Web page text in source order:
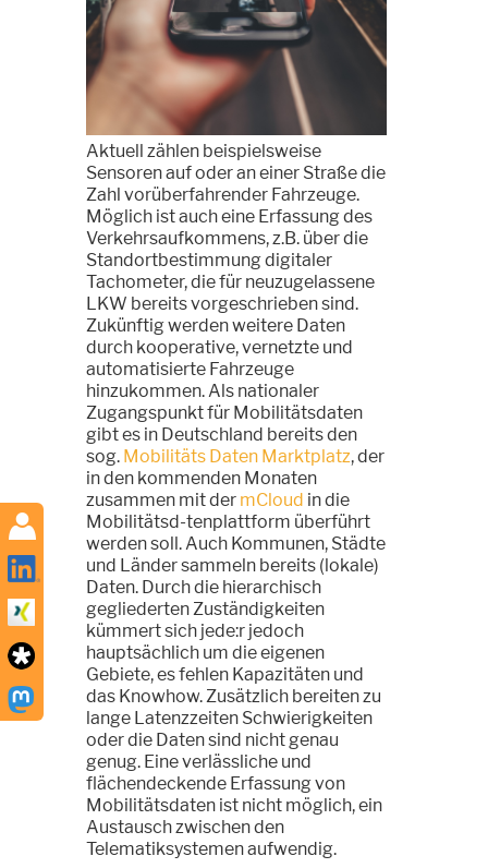
Aktuell zählen beispielsweise
Sensoren auf oder an einer Straße die
Zahl vorüberfahrender Fahrzeuge.
Möglich ist auch eine Erfassung des
Verkehrsaufkommens, z.B. über die
Standortbestimmung digitaler
Tachometer, die für neuzugelassene
LKW bereits vorgeschrieben sind.
Zukünftig werden weitere Daten
durch kooperative, vernetzte und
automatisierte Fahrzeuge
hinzukommen. Als nationaler
Zugangspunkt für Mobilitätsdaten
gibt es in Deutschland bereits den
sog. Mobilitäts Daten Marktplatz, der
in den kommenden Monaten
zusammen mit der mCloud in die
Mobilitätsd-tenplattform überführt
werden soll. Auch Kommunen, Städte
und Länder sammeln bereits (lokale)
Daten. Durch die hierarchisch
gegliederten Zuständigkeiten
kümmert sich jede:r jedoch
hauptsächlich um die eigenen
Gebiete, es fehlen Kapazitäten und
das Knowhow. Zusätzlich bereiten zu
lange Latenzzeiten Schwierigkeiten
oder die Daten sind nicht genau
genug. Eine verlässliche und
flächendeckende Erfassung von
Mobilitätsdaten ist nicht möglich, ein
Austausch zwischen den
Telematiksystemen aufwendig.